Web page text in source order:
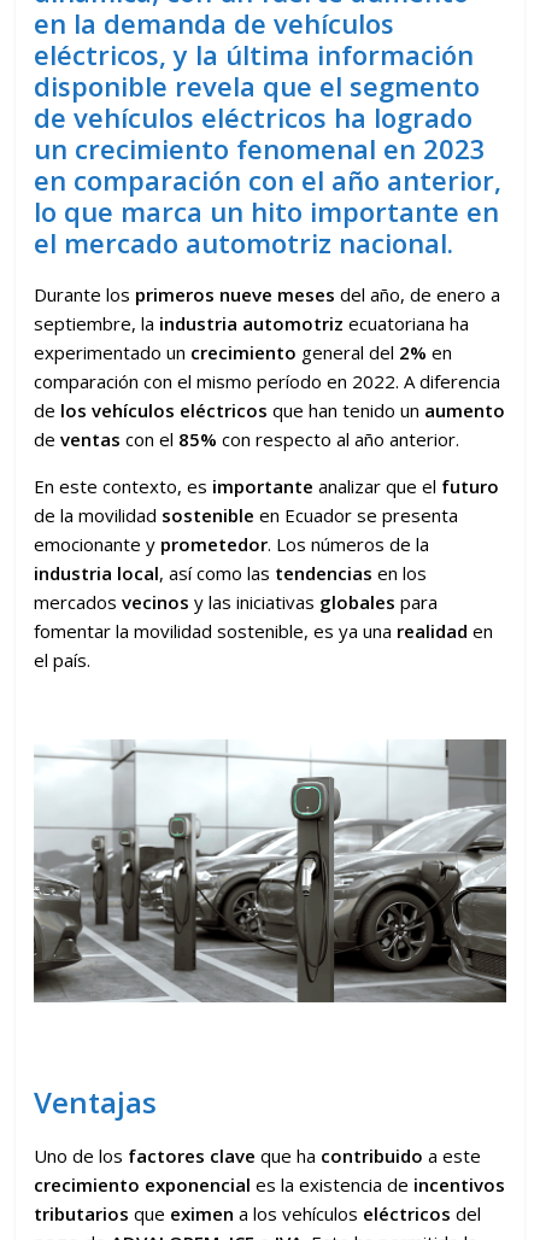
en la demanda de vehículos
eléctricos, y la última información
disponible revela que el segmento
de vehículos eléctricos ha logrado
un crecimiento fenomenal en 2023
en comparación con el año anterior,
lo que marca un hito importante en
el mercado automotriz nacional.
Durante los primeros nueve meses del año, de enero a
septiembre, la industria automotriz ecuatoriana ha
experimentado un crecimiento general del 2% en
comparación con el mismo período en 2022. A diferencia
de los vehículos eléctricos que han tenido un aumento
deventas con el 85% con respecto al año anterior.
En este contexto, es importante analizar que el futuro
de la movilidad sostenible en Ecuador se presenta
emocionante y prometedor. Los números de la
industria local, así como las tendencias en los
mercadosvecinos y las iniciativas globales para
fomentar la movilidad sostenible, es ya una realidad en
el país.
Ventajas
Uno de los factores clave que ha contribuido a este
crecimiento exponencial es la existencia de incentivos
tributarios que eximen a los vehículos eléctricos del